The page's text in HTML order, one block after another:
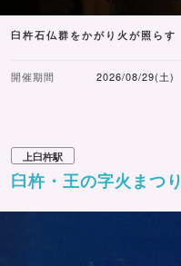
臼杵石仏群をかがり火が照らす
開催期間 2026/08/29(土)
上臼杵駅
臼杵・王の字火まつり